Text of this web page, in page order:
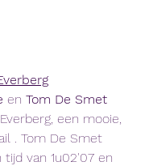
en Tom De Smet
een mooie,
. Tom De Smet
van 1u02'07 en